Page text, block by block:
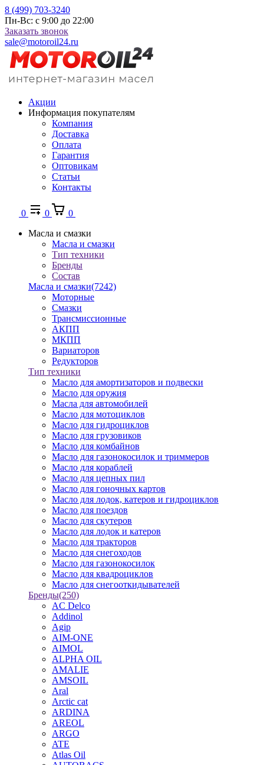
8 (499) 703-3240
Пн-Вс: с 9:00 до 22:00
Заказать звонок
sale@motoroil24.ru
Акции
Информация покупателям
Компания
Доставка
Оплата
Гарантия
Оптовикам
Статьи
Контакты
0 0
0
Масла и смазки
Масла и смазки
Тип техники
Бренды
Состав
Масла и смазки(7242)
Моторные
Смазки
Трансмиссионные
АКПП
МКПП
Вариаторов
Редукторов
Тип техники
Масло для амортизаторов и подвески
Масло для оружия
Масла для автомобилей
Масло для мотоциклов
Масло для гидроциклов
Масло для грузовиков
Масло для комбайнов
Масло для газонокосилок и триммеров
Масло для кораблей
Масло для цепных пил
Масло для гоночных картов
Масло для лодок, катеров и гидроциклов
Масло для поездов
Масло для скутеров
Масло для лодок и катеров
Масло для тракторов
Масло для снегоходов
Масло для газонокосилок
Масло для квадроциклов
Масло для снегооткидывателей
Бренды(250)
AC Delco
Addinol
Agip
AIM-ONE
AIMOL
ALPHA OIL
AMALIE
AMSOIL
Aral
Arctic cat
ARDINA
AREOL
ARGO
ATE
Atlas Oil